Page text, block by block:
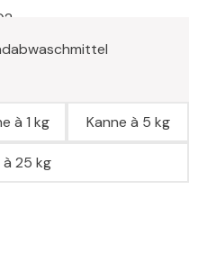
à 1 kg Kanne à 5 kg
à 25 kg